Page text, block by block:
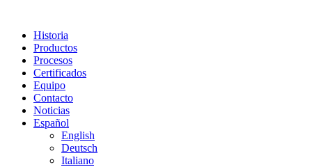
Historia
Productos
Procesos
Certificados
Equipo
Contacto
Noticias
Español
English
Deutsch
Italiano